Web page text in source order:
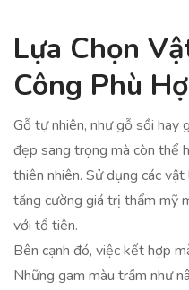
Lựa Chọn
Công Phù
Gỗ tự nhiên, như gỗ sồi hay
đẹp sang trọng mà còn thể
thiên nhiên. Sử dụng các
tăng cường giá trị thẩm mỹ
với tổ tiên.
Bên cạnh đó, việc kết hợp
Những gam màu trầm như